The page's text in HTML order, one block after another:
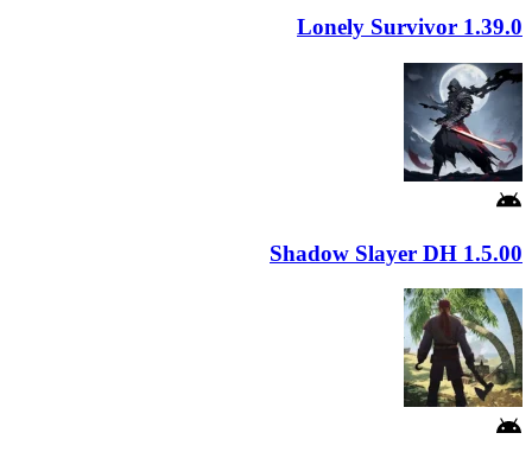
Lonely Survivor 1.39.0
Shadow Slayer DH 1.5.00